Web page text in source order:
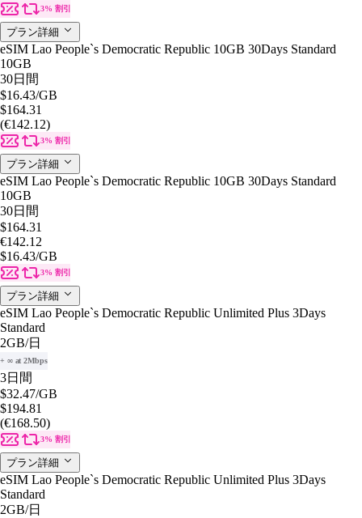
3% 割引
プラン詳細
eSIM Lao People`s Democratic Republic 10GB 30Days Standard
10GB
30日間
$16.43/GB
$164.31
(€142.12)
3% 割引
プラン詳細
eSIM Lao People`s Democratic Republic 10GB 30Days Standard
10GB
30日間
$164.31
€142.12
$16.43/GB
3% 割引
プラン詳細
eSIM Lao People`s Democratic Republic Unlimited Plus 3Days
Standard
2GB/日
+ ∞ at 2Mbps
3日間
$32.47/GB
$194.81
(€168.50)
3% 割引
プラン詳細
eSIM Lao People`s Democratic Republic Unlimited Plus 3Days
Standard
2GB/日